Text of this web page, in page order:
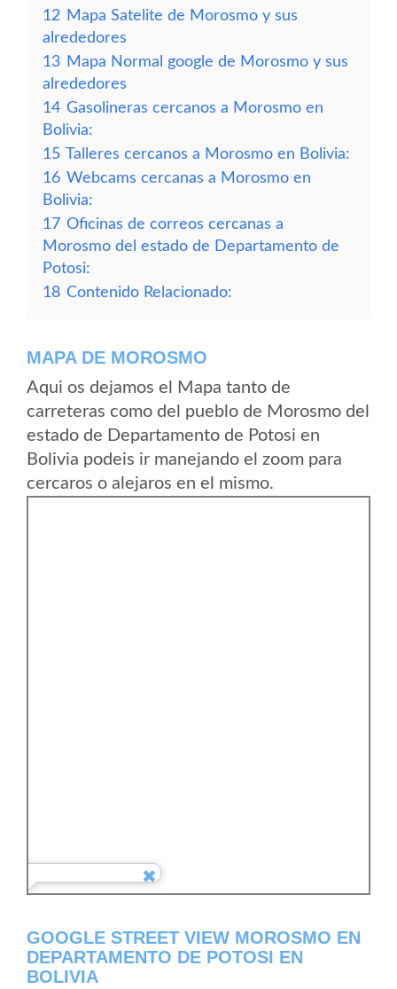
12 Mapa Satelite de Morosmo y sus
alrededores
13 Mapa Normal google de Morosmo y sus
alrededores
14 Gasolineras cercanos a Morosmo en
Bolivia:
15 Talleres cercanos a Morosmo en Bolivia:
16 Webcams cercanas a Morosmo en
Bolivia:
17 Oficinas de correos cercanas a
Morosmo del estado de Departamento de
Potosi:
18 Contenido Relacionado:
MAPA DE MOROSMO
Aqui os dejamos el Mapa tanto de
carreteras como del pueblo de Morosmo del
estado de Departamento de Potosi en
Bolivia podeis ir manejando el zoom para
cercaros o alejaros en el mismo.
GOOGLE STREET VIEW MOROSMO EN
DEPARTAMENTO DE POTOSI EN
BOLIVIA